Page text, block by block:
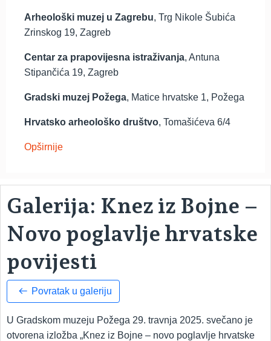
Arheološki muzej u Zagrebu, Trg Nikole Šubića
Zrinskog 19, Zagreb
Centar za prapovijesna istraživanja, Antuna
Stipančića 19, Zagreb
Gradski muzej Požega, Matice hrvatske 1, Požega
Hrvatsko arheološko društvo, Tomašićeva 6/4
Opširnije
Galerija: Knez iz Bojne –
Novo poglavlje hrvatske
povijesti
Povratak u galeriju
U Gradskom muzeju Požega 29. travnja 2025. svečano je
otvorena izložba „Knez iz Bojne – novo poglavlje hrvatske